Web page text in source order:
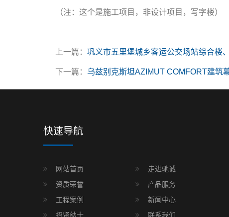
（注：这个是施工项目，非设计项目，写字楼）
上一篇： 巩义市五里堡城乡客运公交场站综合楼
下一篇： 乌兹别克斯坦AZIMUT COMFORT建筑
快速导航
网站首页
走进驰诚
资质荣誉
产品服务
工程案例
新闻中心
招贤纳士
联系我们